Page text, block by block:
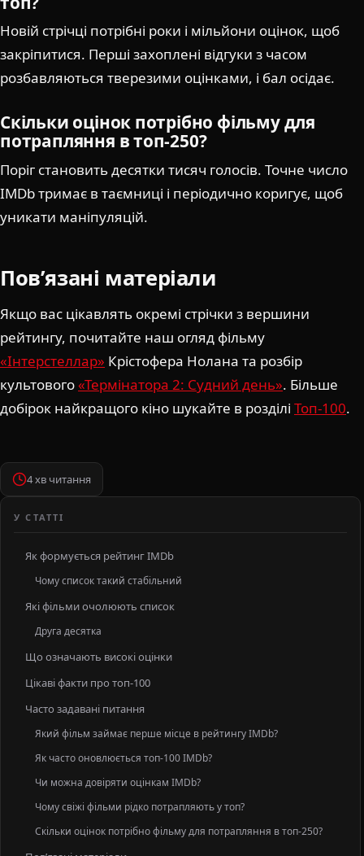
Новій стрічці потрібні роки і мільйони оцінок, щоб
закріпитися. Перші захоплені відгуки з часом
розбавляються тверезими оцінками, і бал осідає.
Скільки оцінок потрібно фільму для
потрапляння в топ-250?
Поріг становить десятки тисяч голосів. Точне число
IMDb тримає в таємниці і періодично коригує, щоб
уникати маніпуляцій.
Пов’язані матеріали
Якщо вас цікавлять окремі стрічки з вершини
рейтингу, почитайте наш огляд фільму
«Інтерстеллар» Крістофера Нолана та розбір
культового«Термінатора 2: Судний день». Більше
добірок найкращого кіно шукайте в розділі Топ-100.
4 хв читання
У СТАТТІ
Як формується рейтинг IMDb
Чому список такий стабільний
Які фільми очолюють список
Друга десятка
Що означають високі оцінки
Цікаві факти про топ-100
Часто задавані питання
Який фільм займає перше місце в рейтингу IMDb?
Як часто оновлюється топ-100 IMDb?
Чи можна довіряти оцінкам IMDb?
Чому свіжі фільми рідко потрапляють у топ?
Скільки оцінок потрібно фільму для потрапляння в топ-250?